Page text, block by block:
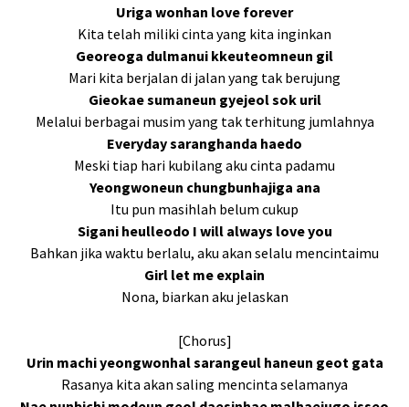
Uriga wonhan love forever
Kita telah miliki cinta yang kita inginkan
Georeoga dulmanui kkeuteomneun gil
Mari kita berjalan di jalan yang tak berujung
Gieokae sumaneun gyejeol sok uril
Melalui berbagai musim yang tak terhitung jumlahnya
Everyday saranghanda haedo
Meski tiap hari kubilang aku cinta padamu
Yeongwoneun chungbunhajiga ana
Itu pun masihlah belum cukup
Sigani heulleodo I will always love you
Bahkan jika waktu berlalu, aku akan selalu mencintaimu
Girl let me explain
Nona, biarkan aku jelaskan
[Chorus]
Urin machi yeongwonhal sarangeul haneun geot gata
Rasanya kita akan saling mencinta selamanya